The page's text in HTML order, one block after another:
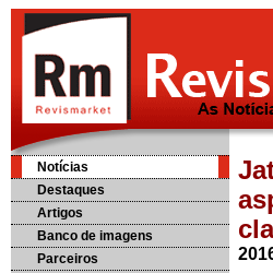
Notícias
Destaques
Artigos
Banco de imagens
Parceiros